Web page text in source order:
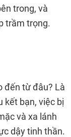
trong, và
trầm trọng.
đến từ đâu? Là
kết bạn, việc bị
và xa lánh
dậy tinh thần.